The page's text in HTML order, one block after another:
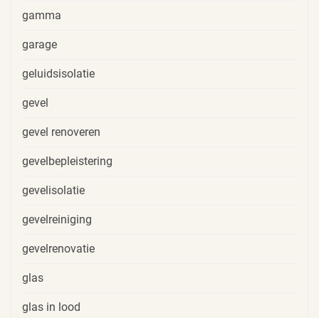
gamma
garage
geluidsisolatie
gevel
gevel renoveren
gevelbepleistering
gevelisolatie
gevelreiniging
gevelrenovatie
glas
glas in lood